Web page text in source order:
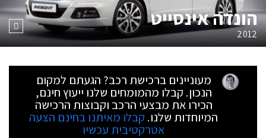
הונדה אינסייט
2012
מעוניינים ברכישת רכב? הגעתם למקום
הנכון. קבלו מהמומחים שלנו ייעוץ חינם,
הכירו את מבצעי הרכב וקבוצות הרכישה
המיוחדות שלנו. קבלו מאיתנו בחינם הצעה
אטרקטיבית עכשיו